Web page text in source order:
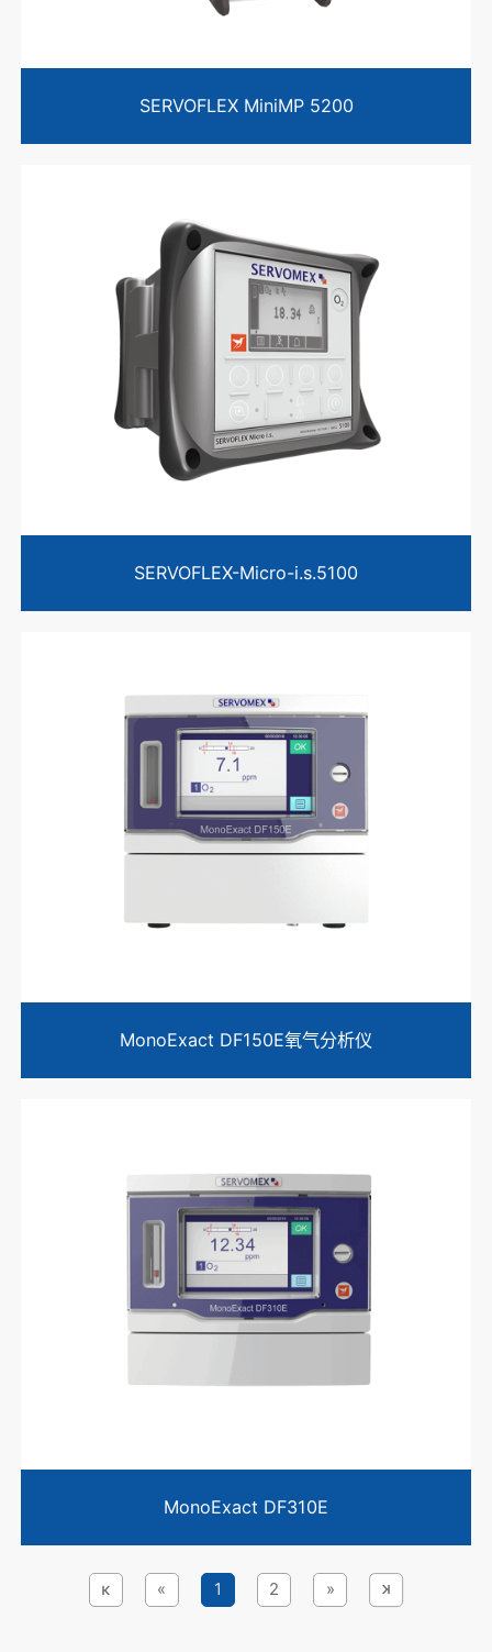
SERVOFLEX MiniMP 5200
SERVOFLEX-Micro-i.s.5100
MonoExact DF150E氧气分析仪
MonoExact DF310E
κ « 1 2 » κ